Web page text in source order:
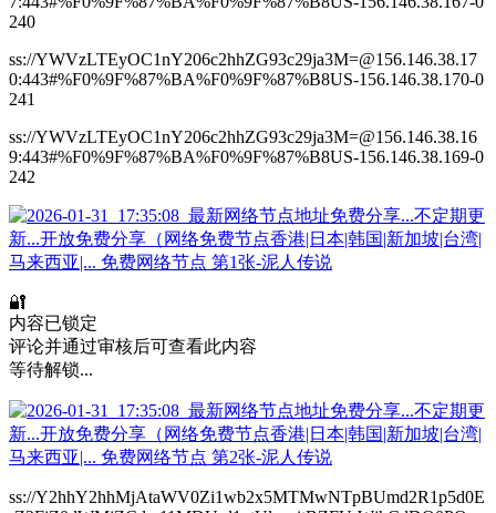
240
ss://YWVzLTEyOC1nY206c2hhZG93c29ja3M=@156.146.38.17
0:443#%F0%9F%87%BA%F0%9F%87%B8US-156.146.38.170-0
241
ss://YWVzLTEyOC1nY206c2hhZG93c29ja3M=@156.146.38.16
9:443#%F0%9F%87%BA%F0%9F%87%B8US-156.146.38.169-0
242
🔐
内容已锁定
评论并通过审核后可查看此内容
等待解锁...
ss://Y2hhY2hhMjAtaWV0Zi1wb2x5MTMwNTpBUmd2R1p5d0E